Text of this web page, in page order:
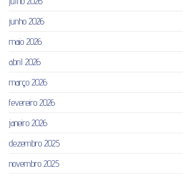
junho 2026
maio 2026
abril 2026
março 2026
fevereiro 2026
janeiro 2026
dezembro 2025
novembro 2025